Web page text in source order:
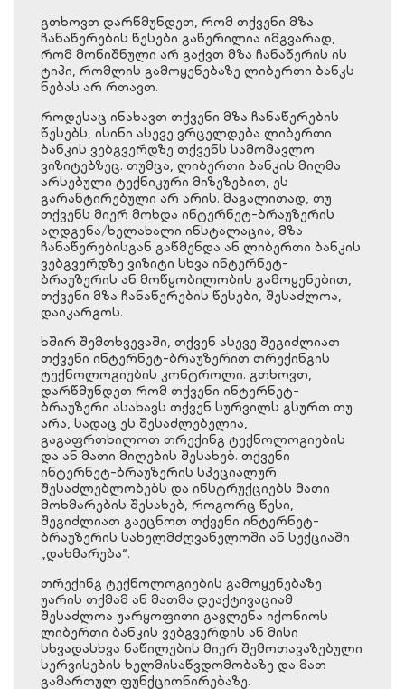
გთხოვთ დარწმუნდეთ, რომ თქვენი მზა
ჩანაწერების წესები გაწერილია იმგვარად,
რომ მონიშნული არ გაქვთ მზა ჩანაწერის ის
ტიპი, რომლის გამოყენებაზე ლიბერთი ბანკს
ნებას არ რთავთ.
როდესაც ინახავთ თქვენი მზა ჩანაწერების
წესებს, ისინი ასევე ვრცელდება ლიბერთი
ბანკის ვებგვერდზე თქვენს სამომავლო
ვიზიტებზეც. თუმცა, ლიბერთი ბანკის მიღმა
არსებული ტექნიკური მიზეზებით, ეს
გარანტირებული არ არის. მაგალითად, თუ
თქვენს მიერ მოხდა ინტერნეტ-ბრაუზერის
აღდგენა/ხელახალი ინსტალაცია, მზა
ჩანაწერებისგან გაწმენდა ან ლიბერთი ბანკის
ვებგვერდზე ვიზიტი სხვა ინტერნეტ-
ბრაუზერის ან მოწყობილობის გამოყენებით,
თქვენი მზა ჩანაწერების წესები, შესაძლოა,
დაიკარგოს.
ხშირ შემთხვევაში, თქვენ ასევე შეგიძლიათ
თქვენი ინტერნეტ-ბრაუზერით თრექინგის
ტექნოლოგიების კონტროლი. გთხოვთ,
დარწმუნდეთ რომ თქვენი ინტერნეტ-
ბრაუზერი ასახავს თქვენ სურვილს გსურთ თუ
არა, სადაც ეს შესაძლებელია,
გაგაფრთხილოთ თრექინგ ტექნოლოგიების
და ან მათი მიღების შესახებ. თქვენი
ინტერნეტ-ბრაუზერის სპეციალურ
შესაძლებლობებს და ინსტრუქციებს მათი
მოხმარების შესახებ, როგორც წესი,
შეგიძლიათ გაეცნოთ თქვენი ინტერნეტ-
ბრაუზერის სახელმძღვანელოში ან სექციაში
„დახმარება“.
თრექინგ ტექნოლოგიების გამოყენებაზე
უარის თქმამ ან მათმა დეაქტივაციამ
შესაძლოა უარყოფითი გავლენა იქონიოს
ლიბერთი ბანკის ვებგვერდის ან მისი
სხვადასხვა ნაწილების მიერ შემოთავაზებული
სერვისების ხელმისაწვდომობაზე და მათ
გამართულ ფუნქციონირებაზე.